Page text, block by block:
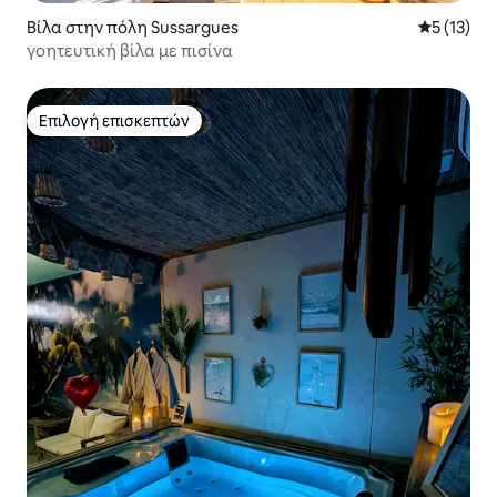
Βίλα στην πόλη Sussargues Μέση
5 (13)
γοητευτική βίλα με πισίνα
Επιλογή επισκεπτών
Επιλογή επισκεπτών